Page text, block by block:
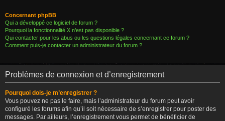
Concernant phpBB
Qui a développé ce logiciel de forum ?
Pourquoi la fonctionnalité X n’est pas disponible ?
Qui contacter pour les abus ou les questions légales concernant ce forum ?
Comment puis-je contacter un administrateur du forum ?
Problèmes de connexion et d’enregistrement
Pourquoi dois-je m’enregistrer ?
Vous pouvez ne pas le faire, mais l’administrateur du forum peut avoir
configuré les forums afin qu’il soit nécessaire de s’enregistrer pour poster des
messages. Par ailleurs, l’enregistrement vous permet de bénéficier de